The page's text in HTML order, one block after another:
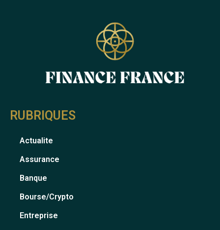
RUBRIQUES
Actualite
Assurance
Banque
Bourse/crypto
Entreprise